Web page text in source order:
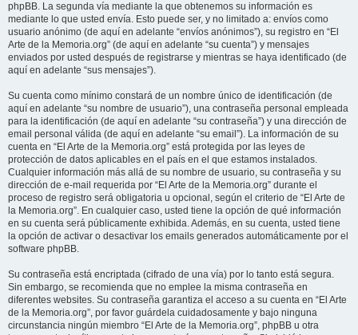
phpBB. La segunda vía mediante la que obtenemos su información es
mediante lo que usted envía. Esto puede ser, y no limitado a: envíos como
usuario anónimo (de aquí en adelante “envíos anónimos”), su registro en “El
Arte de la Memoria.org” (de aquí en adelante “su cuenta”) y mensajes
enviados por usted después de registrarse y mientras se haya identificado (de
aquí en adelante “sus mensajes”).
Su cuenta como mínimo constará de un nombre único de identificación (de
aquí en adelante “su nombre de usuario”), una contraseña personal empleada
para la identificación (de aquí en adelante “su contraseña”) y una dirección de
email personal válida (de aquí en adelante “su email”). La información de su
cuenta en “El Arte de la Memoria.org” está protegida por las leyes de
protección de datos aplicables en el país en el que estamos instalados.
Cualquier información más allá de su nombre de usuario, su contraseña y su
dirección de e-mail requerida por “El Arte de la Memoria.org” durante el
proceso de registro será obligatoria u opcional, según el criterio de “El Arte de
la Memoria.org”. En cualquier caso, usted tiene la opción de qué información
en su cuenta será públicamente exhibida. Además, en su cuenta, usted tiene
la opción de activar o desactivar los emails generados automáticamente por el
software phpBB.
Su contraseña está encriptada (cifrado de una vía) por lo tanto está segura.
Sin embargo, se recomienda que no emplee la misma contraseña en
diferentes websites. Su contraseña garantiza el acceso a su cuenta en “El Arte
de la Memoria.org”, por favor guárdela cuidadosamente y bajo ninguna
circunstancia ningún miembro “El Arte de la Memoria.org”, phpBB u otra